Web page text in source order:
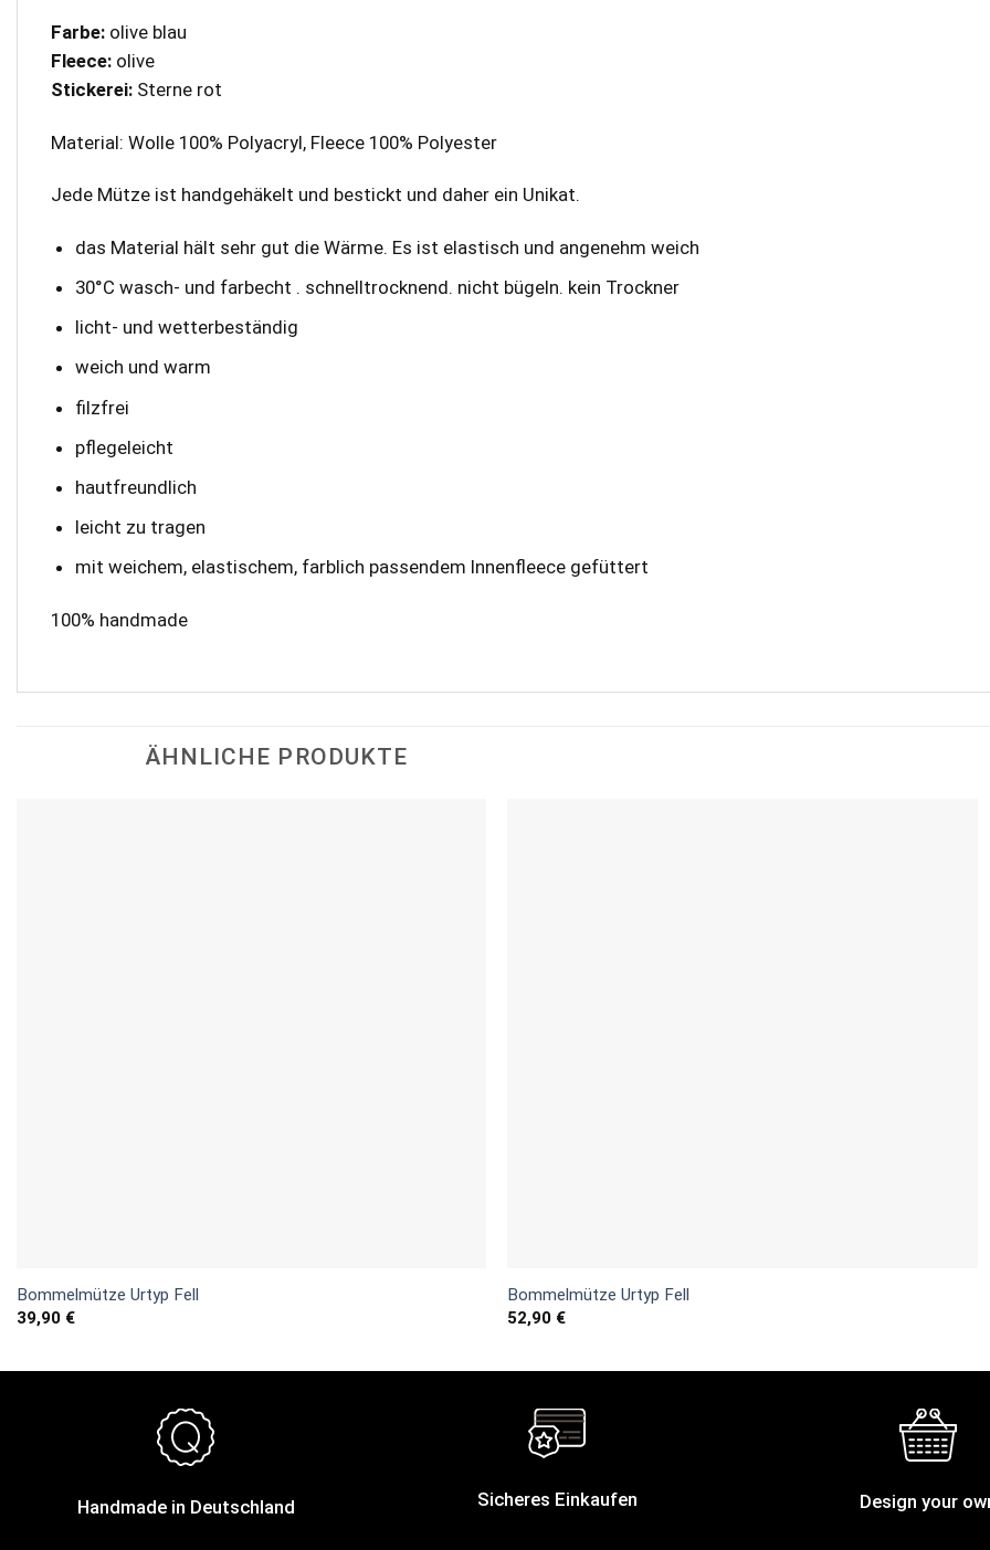
Farbe: olive blau
Fleece: olive
Stickerei: Sterne rot
Material: Wolle 100% Polyacryl, Fleece 100% Polyester
Jede Mütze ist handgehäkelt und bestickt und daher ein Unikat.
das Material hält sehr gut die Wärme. Es ist elastisch und angenehm weich
30°C wasch- und farbecht . schnelltrocknend. nicht bügeln. kein Trockner
licht- und wetterbeständig
weich und warm
filzfrei
pflegeleicht
hautfreundlich
leicht zu tragen
mit weichem, elastischem, farblich passendem Innenfleece gefüttert
100% handmade
ÄHNLICHE PRODUKTE
Bommelmütze Urtyp Fell
39,90 €
Bommelmütze Urtyp Fell
52,90 €
Handmade in Deutschland Sicheres Einkaufen Design your